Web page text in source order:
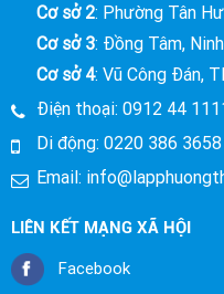
Cơ sở 2: Phường Tân
Cơ sở 3: Đồng Tâm,
Cơ sở 4: Vũ Công Đán,
Điện thoại: 0912 44
Di động: 0220 386 3658
Email:
LIÊN KẾT MẠNG XÃ HỘI
Facebook